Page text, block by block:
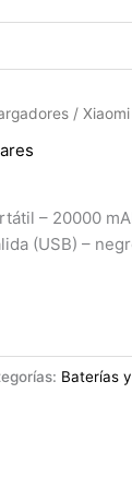
/
– 20000
(USB) –
Baterías